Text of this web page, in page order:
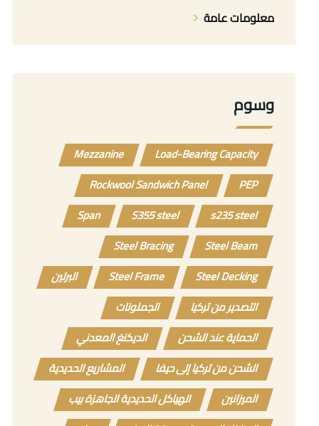
معلومات عامة
وسوم
Load-Bearing Capacity
Mezzanine
PEP
Rockwool Sandwich Panel
s235 steel
S355 steel
Span
Steel Beam
Steel Bracing
Steel Decking
Steel Frame
البرلين
التصدير من تركيا
الجملونات
الحماية عند الشحن
الديكنغ المعدني
الشحن من تركيا إلى حيفا
المشاريع الحديدية
الميزانين
الهياكل الحديدية الجاهزة بيب